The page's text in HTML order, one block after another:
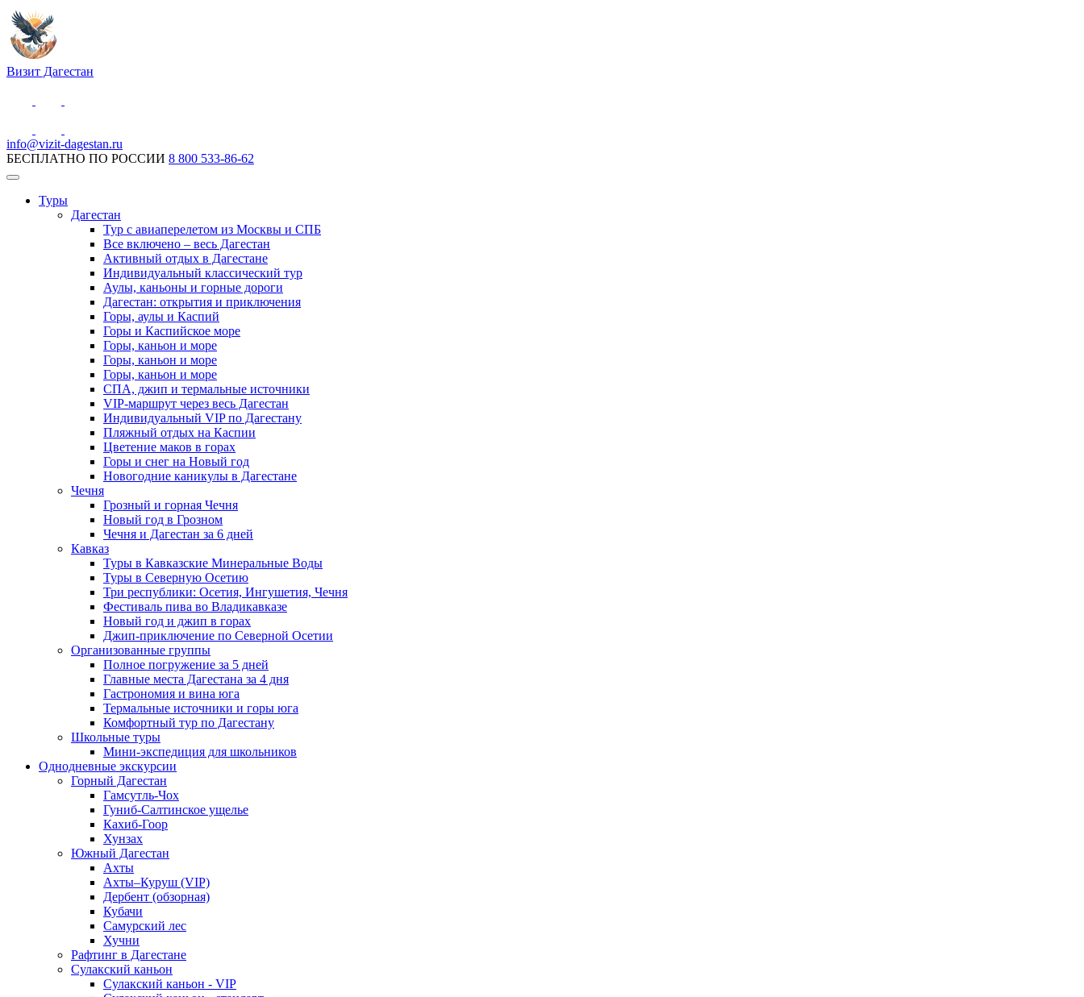
Визит Дагестан
info@vizit-dagestan.ru
БЕСПЛАТНО ПО РОССИИ 8 800 533-86-62
Туры
Дагестан
Тур с авиаперелетом из Москвы и СПБ
Все включено – весь Дагестан
Активный отдых в Дагестане
Индивидуальный классический тур
Аулы, каньоны и горные дороги
Дагестан: открытия и приключения
Горы, аулы и Каспий
Горы и Каспийское море
Горы, каньон и море
Горы, каньон и море
Горы, каньон и море
СПА, джип и термальные источники
VIP-маршрут через весь Дагестан
Индивидуальный VIP по Дагестану
Пляжный отдых на Каспии
Цветение маков в горах
Горы и снег на Новый год
Новогодние каникулы в Дагестане
Чечня
Грозный и горная Чечня
Новый год в Грозном
Чечня и Дагестан за 6 дней
Кавказ
Туры в Кавказские Минеральные Воды
Туры в Северную Осетию
Три республики: Осетия, Ингушетия, Чечня
Фестиваль пива во Владикавказе
Новый год и джип в горах
Джип-приключение по Северной Осетии
Организованные группы
Полное погружение за 5 дней
Главные места Дагестана за 4 дня
Гастрономия и вина юга
Термальные источники и горы юга
Комфортный тур по Дагестану
Школьные туры
Мини-экспедиция для школьников
Однодневные экскурсии
Горный Дагестан
Гамсутль-Чох
Гуниб-Салтинское ущелье
Кахиб-Гоор
Хунзах
Южный Дагестан
Ахты
Ахты–Куруш (VIP)
Дербент (обзорная)
Кубачи
Самурский лес
Хучни
Рафтинг в Дагестане
Сулакский каньон
Сулакский каньон - VIP